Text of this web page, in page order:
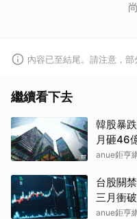
內容已至結尾。請注意，部
繼續看下去
韓股暴
月砸46
anue鉅亨
台股關
三月衝
anue鉅亨